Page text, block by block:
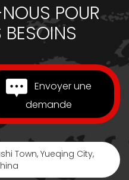
POUR
Envoyer une
demande
Town, Yueqing City,